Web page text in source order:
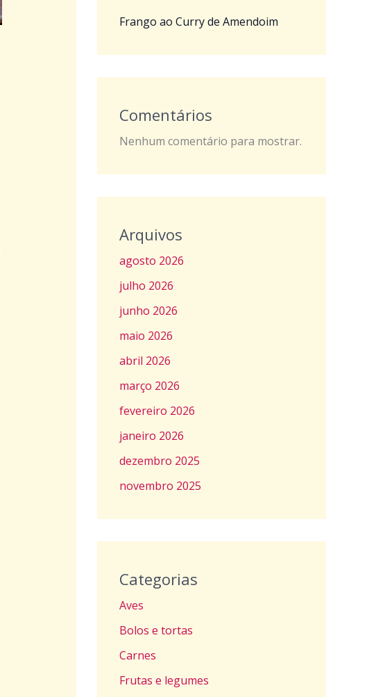
Frango ao Curry de Amendoim
Comentários
Nenhum comentário para mostrar.
Arquivos
agosto 2026
julho 2026
junho 2026
maio 2026
abril 2026
março 2026
fevereiro 2026
janeiro 2026
dezembro 2025
novembro 2025
Categorias
Aves
Bolos e tortas
Carnes
Frutas e legumes